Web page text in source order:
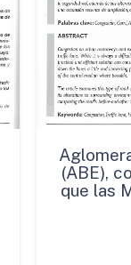
(ABE),
que las